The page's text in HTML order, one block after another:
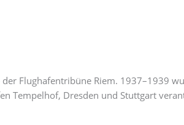
Flughafentribüne Riem. 1937–1939
Tempelhof, Dresden und Stuttgart